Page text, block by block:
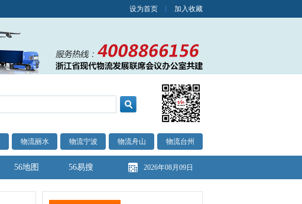
设为首页 加入收藏
物流丽水 物流宁波 物流舟山 物流台州
56地图 56易搜 2026年08月09日